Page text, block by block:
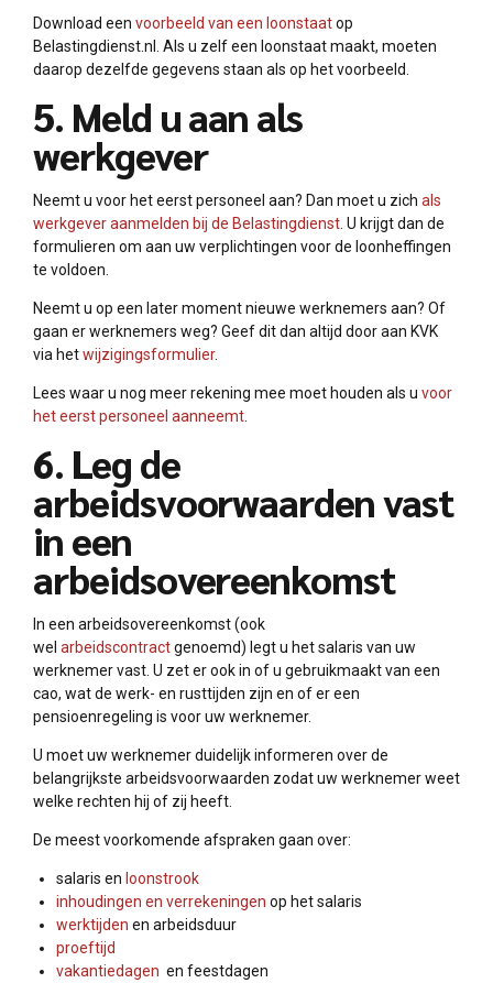
Download een voorbeeld van een loonstaatop
Belastingdienst.nl. Als u zelf een loonstaat maakt, moeten
daarop dezelfde gegevens staan als op het voorbeeld.
5. Meld u aan als
werkgever
Neemt u voor het eerst personeel aan? Dan moet u zich als
werkgever aanmelden bij de Belastingdienst . U krijgt dan de
formulieren om aan uw verplichtingen voor de loonheffingen
te voldoen.
Neemt u op een later moment nieuwe werknemers aan? Of
gaan er werknemers weg? Geef dit dan altijd door aan KVK
via hetwijzigingsformulier.
Lees waar u nog meer rekening mee moet houden als u voor
het eerst personeel aanneemt
6. Leg de
arbeidsvoorwaarden vast
in een
arbeidsovereenkomst
In een arbeidsovereenkomst (ook
wel arbeidscontractgenoemd) legt u het salaris van uw
werknemer vast. U zet er ook in of u gebruikmaakt van een
cao, wat de werk- en rusttijden zijn en of er een
pensioenregeling is voor uw werknemer.
U moet uw werknemer duidelijk informeren over de
belangrijkste arbeidsvoorwaarden zodat uw werknemer weet
welke rechten hij of zij heeft.
De meest voorkomende afspraken gaan over:
salaris en loonstrook
inhoudingen en verrekeningen op het salaris
werktijden en arbeidsduur
proeftijd
vakantiedagen en feestdagen